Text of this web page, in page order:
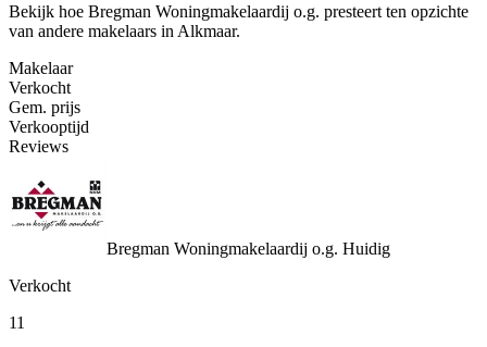
Bekijk hoe Bregman Woningmakelaardij o.g. presteert ten opzichte
van andere makelaars in Alkmaar.
Makelaar
Verkocht
Gem. prijs
Verkooptijd
Reviews
Bregman Woningmakelaardij o.g. Huidig
Verkocht
11